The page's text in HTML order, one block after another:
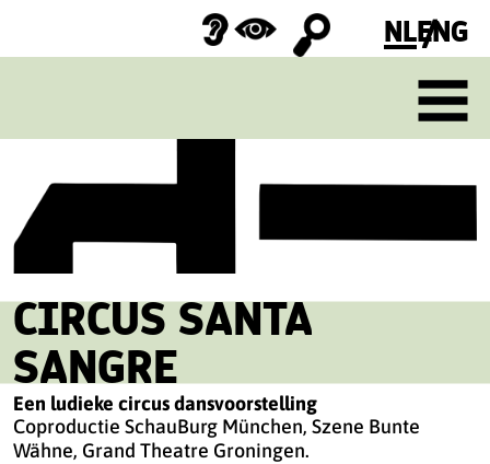
NLENG
Zoeken
naar:
CIRCUS SANTA
SANGRE
Een ludieke circus dansvoorstelling
Coproductie SchauBurg München, Szene Bunte
Wähne, Grand Theatre Groningen.